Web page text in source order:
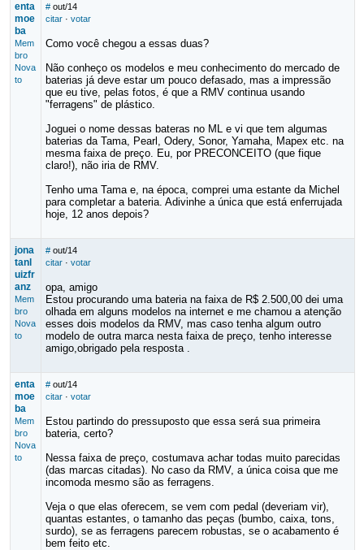
enta
moe
ba
Mem
bro
Nova
to
# out/14
citar· votar
Como você chegou a essas duas?
Não conheço os modelos e meu conhecimento do mercado de
baterias já deve estar um pouco defasado, mas a impressão
que eu tive, pelas fotos, é que a RMV continua usando
"ferragens" de plástico.
Joguei o nome dessas bateras no ML e vi que tem algumas
baterias da Tama, Pearl, Odery, Sonor, Yamaha, Mapex etc. na
mesma faixa de preço. Eu, por PRECONCEITO (que fique
claro!), não iria de RMV.
Tenho uma Tama e, na época, comprei uma estante da Michel
para completar a bateria. Adivinhe a única que está enferrujada
hoje, 12 anos depois?
jona
tanl
uizfr
anz
Mem
bro
Nova
to
# out/14
citar· votar
opa, amigo
Estou procurando uma bateria na faixa de R$ 2.500,00 dei uma
olhada em alguns modelos na internet e me chamou a atenção
esses dois modelos da RMV, mas caso tenha algum outro
modelo de outra marca nesta faixa de preço, tenho interesse
amigo,obrigado pela resposta .
enta
moe
ba
Mem
bro
Nova
to
# out/14
citar· votar
Estou partindo do pressuposto que essa será sua primeira
bateria, certo?
Nessa faixa de preço, costumava achar todas muito parecidas
(das marcas citadas). No caso da RMV, a única coisa que me
incomoda mesmo são as ferragens.
Veja o que elas oferecem, se vem com pedal (deveriam vir),
quantas estantes, o tamanho das peças (bumbo, caixa, tons,
surdo), se as ferragens parecem robustas, se o acabamento é
bem feito etc.